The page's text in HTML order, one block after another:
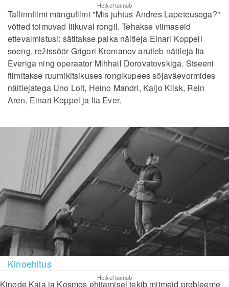
Hetkel toimub
Tallinnfilmi mängufilmi "Mis juhtus Andres Lapeteusega?"
võtted toimuvad liikuval rongil. Tehakse viimaseid
ettevalmistusi: sätitakse paika näitleja Einari Koppeli
soeng, režissöör Grigori Kromanov arutleb näitleja Ita
Everiga ning operaator Mihhail Dorovatovskiga. Stseeni
filmitakse ruumikitsikuses rongikupees sõjaväevormides
näitlejatega Uno Loit, Heino Mandri, Kaljo Kiisk, Rein
Aren, Einari Koppel ja Ita Ever.
Kinoehitus
Hetkel toimub
Kinode Kaja ja Kosmos ehitamisel tekib mitmeid probleeme